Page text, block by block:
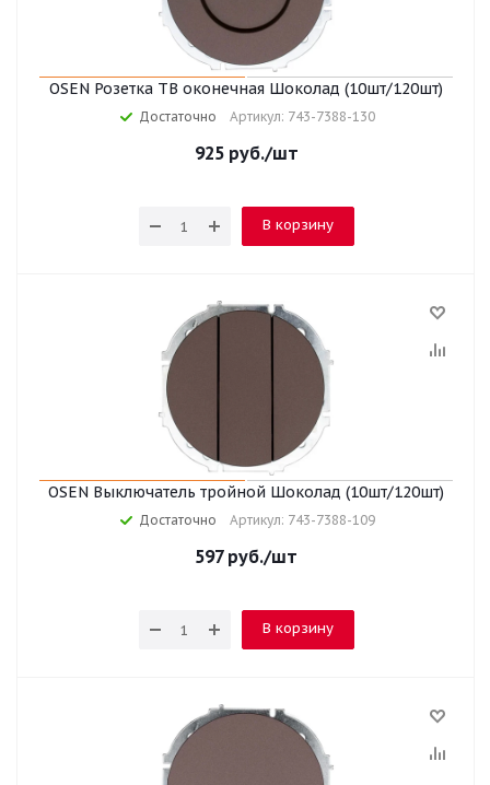
OSEN Розетка ТВ оконечная Шоколад (10шт/120шт)
Достаточно Артикул: 743-7388-130
925руб./шт
В корзину
OSEN Выключатель тройной Шоколад (10шт/120шт)
Достаточно Артикул: 743-7388-109
597руб./шт
В корзину